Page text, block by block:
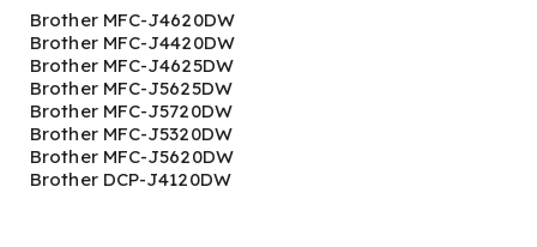
Brother MFC-J4620DW
Brother MFC-J4420DW
Brother MFC-J4625DW
Brother MFC-J5625DW
Brother MFC-J5720DW
Brother MFC-J5320DW
Brother MFC-J5620DW
Brother DCP-J4120DW